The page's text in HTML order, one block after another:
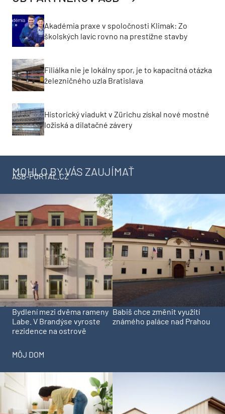
Akadémia praxe v spoločnosti Klimak: Zo
školských lavíc rovno na prestížne stavby
Filiálka nie je lokálny spor, je to kapacitná otázka
železničného uzla Bratislava
Historický viadukt v Zürichu získal nové mostné
ložiská a dilatačné závery
MOHLO BY VÁS ZAUJÍMAŤ
ASB-PORTAL.CZ
Bydlení mezi dvěma rameny
Labe. V Brandýse vyroste
rezidence na ostrově
Babiš chce změnit využití
známého paláce nad Prahou
MÔJ DOM